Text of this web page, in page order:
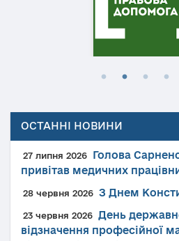
ОСТАННІ НОВИНИ
27 липня 2026
Голова
привітав медичних
28 червня 2026 З Днем
23 червня 2026 День
відзначення професійної